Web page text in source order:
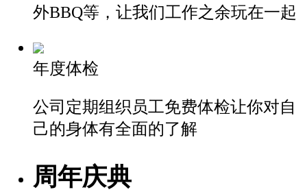
外BBQ等，让我们工作之余玩在一起
年度体检
公司定期组织员工免费体检让你对自
己的身体有全面的了解
周年庆典